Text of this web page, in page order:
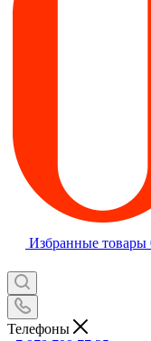
Избранные товары
Телефоны